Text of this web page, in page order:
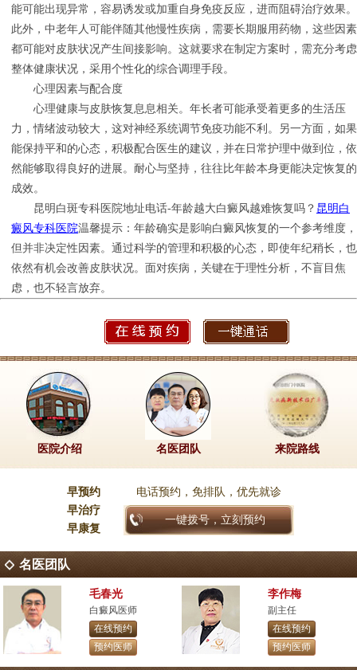
能可能出现异常，容易诱发或加重自身免疫反应，进而阻碍治疗效果。
此外，中老年人可能伴随其他慢性疾病，需要长期服用药物，这些因素
都可能对皮肤状况产生间接影响。这就要求在制定方案时，需充分考虑
整体健康状况，采用个性化的综合调理手段。
心理因素与配合度
心理健康与皮肤恢复息息相关。年长者可能承受着更多的生活压
力，情绪波动较大，这对神经系统调节免疫功能不利。另一方面，如果
能保持平和的心态，积极配合医生的建议，并在日常护理中做到位，依
然能够取得良好的进展。耐心与坚持，往往比年龄本身更能决定恢复的
成效。
昆明白斑专科医院地址电话-年龄越大白癜风越难恢复吗？ 昆明白
癜风专科医院温馨提示：年龄确实是影响白癜风恢复的一个参考维度，
但并非决定性因素。通过科学的管理和积极的心态，即使年纪稍长，也
依然有机会改善皮肤状况。面对疾病，关键在于理性分析，不盲目焦
虑，也不轻言放弃。
医院介绍 名医团队 来院路线
早预约
早治疗
早康复
电话预约，免排队，优先就诊
一键拨号，立刻预约
名医团队
毛春光
白癜风医师
在线预约
预约医师
李作梅
副主任
在线预约
预约医师